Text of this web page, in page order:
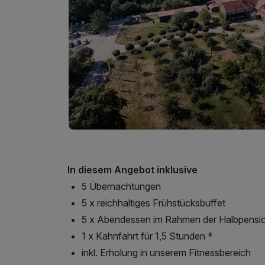
In diesem Angebot inklusive
5 Übernachtungen
5 x reichhaltiges Frühstücksbuffet
5 x Abendessen im Rahmen der
1 x Kahnfahrt für 1,5 Stunden *
inkl. Erholung in unserem Fitnessbereich